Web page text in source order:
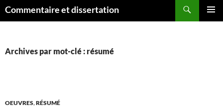
auCommentaire et dissertation
Archives par mot-clé : résumé
OEUVRES,RÉSUMÉ